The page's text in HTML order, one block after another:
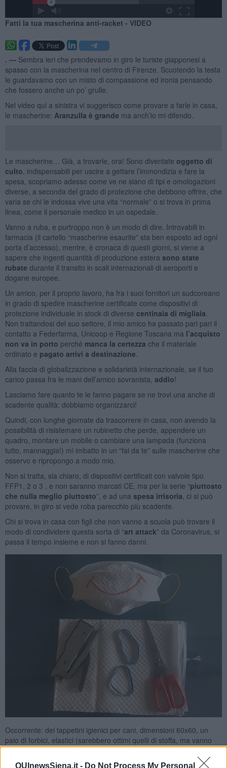
QUInewsSiena.it - Do Not Process My Personal
Fatti la tua mascherina anti-racket - VIDEO
. — Sembra ieri che prendevamo in giro le turiste giapponesi a
spasso con la mascherina nel centro di Firenze. Scuotendo la testa
le guardavamo con un misto di compassione ed ironia pensando
che fossero anche un po’ grulle.
Nel video qui a sinistra vi suggerisco come provare a farle in casa,
le mascherine: Aranzulla è grande ma anch’io mi difendo.
Le mascherine… Già, a trovarle, ora! Sono diventate oggetto di
culto , indispensabili per uscire a gettare l’immondizia e fare la
spesa, scopriamo adesso come ve ne siano di tipi e omologazioni
diverse, a seconda del grado di protezione che debbono offrire, che
varia se chi le indossa vive una vita “normale” o si trova in prima
linea, come il personale medico in un ospedale.
Vanno a ruba, e purtroppo non è un modo di dire. Introvabili in
farmacia (il cartello “mascherine esaurite” sta ben esposto ad ogni
porta d’accesso), mentre, è cronaca di questi giorni, si viene a
sapere che ingenti quantità di produzione estera sono state
rubate durante il transito in scali internazionali di aeroporti e
dogane europee.
Un amico, per il proprio lavoro, ha fra i suoi fornitori un sudcoreano
in grado di spedire mascherine certificate come dispositivi di
protezione individuale in stock di diverse centinaia di migliaia
Non trattandosi del suo settore, il mio amico ha passato pari pari il
contatto a Federfarma, Unicoop e Regione Toscana ma l’acquisto
non va in porto perché manca la certezza che il materiale
ordinato e pagato arrivi a destinazione
Alla faccia di globalizzazione e solidarietà internazionale, se il tuo
carico passa fra le mani dell’amico sovranista, addio!
Lasciamo fare quanto te le fanno pagare se ne trovi una anche di
scadente qualità: dobbiamo organizzarci!
Quindi, con lunghe giornate da trascorrere in casa, non avendo la
possibilità di risistemare un rubinetto che perde, appendere un
quadro, montare un mobile o cambiare una lampada (funziona
tutto, mannaggia!) mi imbatto in un “fai da te” sulle mascherine che
osservo e ripropongo a modo mio.
Non si tratta, sia chiaro, di dispositivi certificati con valvole tipo
FFP1, 2 o 3 , e non saranno marcati CE, ma per la serie “piuttosto
che nulla meglio piuttosto”, e ad una spesa irrisoria , ci si può
provare, in giro si vede roba parecchio più scadente.
Chi si trova in casa con figli che non vanno a scuola può trovare il
modo di condividere questa sorta di “art attack” da Coronavirus, si
passa il tempo insieme e non si fanno danni.
Occorrente: dei tappetini igienici per cani, dimensioni 60x60, un
paio di forbici, elastici (sarebbero ottimi quelli di stoffa, ma vanno
bene anche quelli semplici di gomma e si possono riutilizzare), una
cucitrice. I tappetini li ho pagati meno di 5 euro (confezione da 10),